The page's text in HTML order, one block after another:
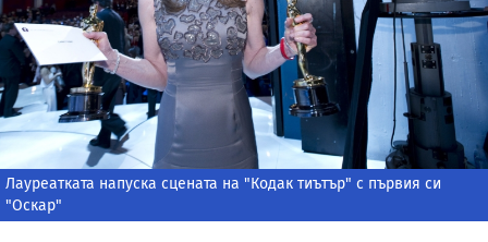
Лауреатката напуска сцената на "Кодак тиътър" с първия си
"Оскар"